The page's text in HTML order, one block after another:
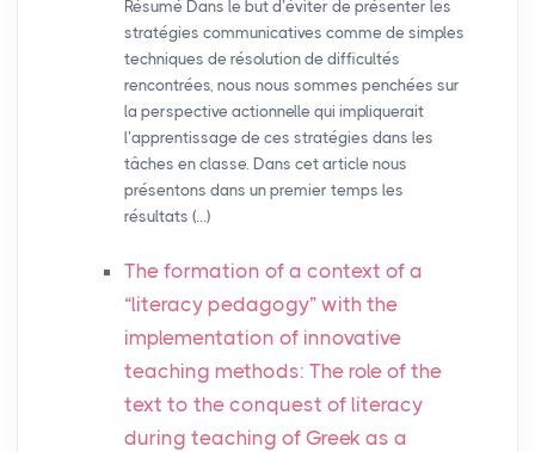
Résumé Dans le but d’éviter de présenter les
stratégies communicatives comme de simples
techniques de résolution de difficultés
rencontrées, nous nous sommes penchées sur
la perspective actionnelle qui impliquerait
l’apprentissage de ces stratégies dans les
tâches en classe. Dans cet article nous
présentons dans un premier temps les
résultats (…)
The formation of a context of a
“literacy pedagogy” with the
implementation of innovative
teaching methods: The role of the
text to the conquest of literacy
during teaching of Greek as a